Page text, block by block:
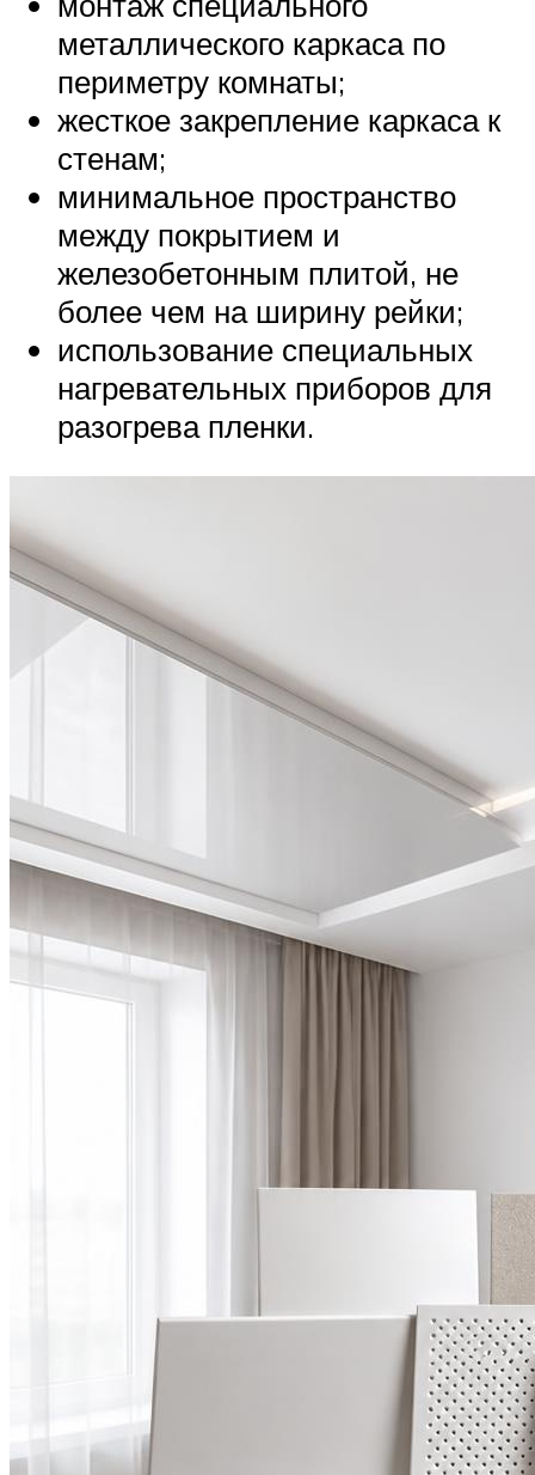
металлического каркаса по
периметру комнаты;
жесткое закрепление каркаса к
стенам;
минимальное пространство
между покрытием и
железобетонным плитой, не
более чем на ширину рейки;
использование специальных
нагревательных приборов для
разогрева пленки.